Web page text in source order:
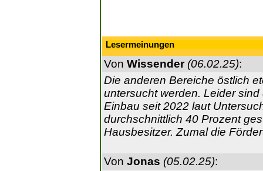
Lesermeinungen
Von Wissender (06.02.25):
Die anderen Bereiche östlich
untersucht werden. Leider
Einbau seit 2022 laut
durchschnittlich 40 Prozent
Hausbesitzer. Zumal die
Von Jonas (05.02.25):